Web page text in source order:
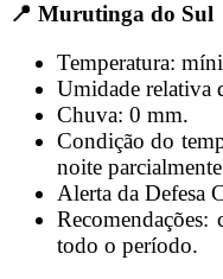
📍 Murutinga do Sul
Temperatura:
Umidade relativa
Chuva: 0 mm.
Condição do
noite
Alerta da Defesa
Recomendações:
todo o período.